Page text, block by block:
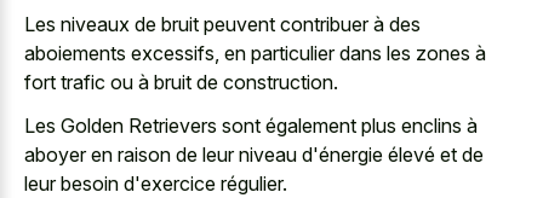
Les niveaux de bruit peuvent contribuer à des
aboiements excessifs, en particulier dans les zones à
fort trafic ou à bruit de construction.
Les Golden Retrievers sont également plus enclins à
aboyer en raison de leur niveau d'énergie élevé et de
leur besoin d'exercice régulier.